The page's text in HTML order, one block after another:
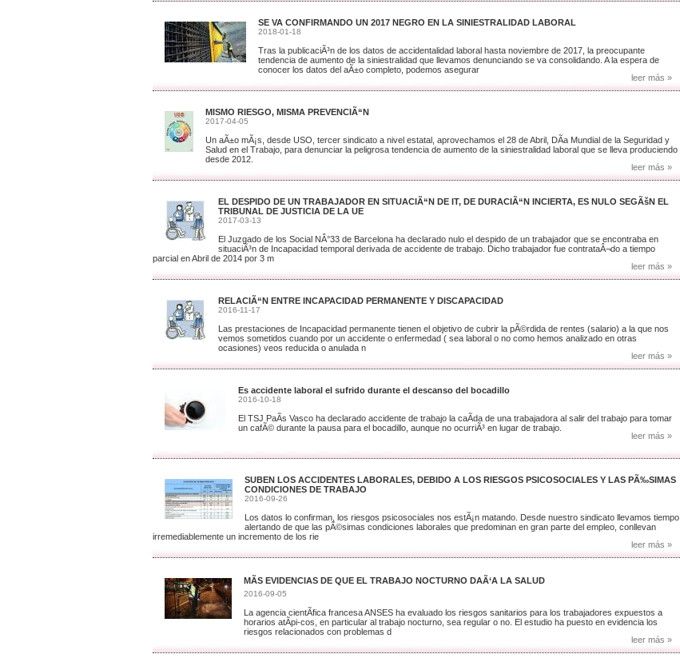
SE VA CONFIRMANDO UN 2017 NEGRO EN LA SINIESTRALIDAD LABORAL
2018-01-18
Tras la publicaciÃ³n de los datos de accidentalidad laboral hasta noviembre de 2017, la preocupante
tendencia de aumento de la siniestralidad que llevamos denunciando se va consolidando. A la espera de
conocer los datos del aÃ±o completo, podemos asegurar
leer más »
MISMO RIESGO, MISMA PREVENCIÃ“N
2017-04-05
Un aÃ±o mÃ¡s, desde USO, tercer sindicato a nivel estatal, aprovechamos el 28 de Abril, DÃ­a Mundial de la Seguridad y
Salud en el Trabajo, para denunciar la peligrosa tendencia de aumento de la siniestralidad laboral que se lleva produciendo
desde 2012.
leer más »
EL DESPIDO DE UN TRABAJADOR EN SITUACIÃ“N DE IT, DE DURACIÃ“N INCIERTA, ES NULO SEGÃšN EL
TRIBUNAL DE JUSTICIA DE LA UE
2017-03-13
El Juzgado de los Social NÂ°33 de Barcelona ha declarado nulo el despido de un trabajador que se encontraba en
situaciÃ³n de Incapacidad temporal derivada de accidente de trabajo. Dicho trabajador fue contrataÂ¬do a tiempo
parcial en Abril de 2014 por 3 m
leer más »
RELACIÃ“N ENTRE INCAPACIDAD PERMANENTE Y DISCAPACIDAD
2016-11-17
Las prestaciones de Incapacidad permanente tienen el objetivo de cubrir la pÃ©rdida de rentes (salario) a la que nos
vemos sometidos cuando por un accidente o enfermedad ( sea laboral o no como hemos analizado en otras
ocasiones) veos reducida o anulada n
leer más »
Es accidente laboral el sufrido durante el descanso del bocadillo
2016-10-18
El TSJ PaÃ­s Vasco ha declarado accidente de trabajo la caÃ­da de una trabajadora al salir del trabajo para tomar
un cafÃ© durante la pausa para el bocadillo, aunque no ocurriÃ³ en lugar de trabajo.
leer más »
SUBEN LOS ACCIDENTES LABORALES, DEBIDO A LOS RIESGOS PSICOSOCIALES Y LAS PÃ‰SIMAS
CONDICIONES DE TRABAJO
2016-09-26
Los datos lo confirman, los riesgos psicosociales nos estÃ¡n matando. Desde nuestro sindicato llevamos tiempo
alertando de que las pÃ©simas condiciones laborales que predominan en gran parte del empleo, conllevan
irremediablemente un incremento de los rie
leer más »
MÃS EVIDENCIAS DE QUE EL TRABAJO NOCTURNO DAÃ‘A LA SALUD
2016-09-05
La agencia cientÃ­fica francesa ANSES ha evaluado los riesgos sanitarios para los trabajadores expuestos a
horarios atÃ­pi-cos, en particular al trabajo nocturno, sea regular o no. El estudio ha puesto en evidencia los
riesgos relacionados con problemas d
leer más »